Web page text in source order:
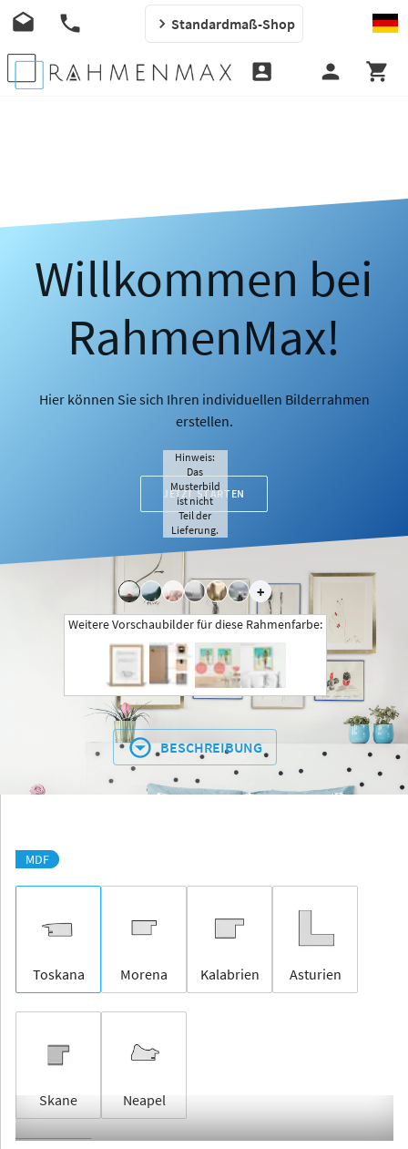
Standardmaß-Shop
Willkommen bei
RahmenMax!
Hier können Sie sich Ihren individuellen Bilderrahmen
erstellen.
JETZT STARTEN
+
Hinweis:
Das
Musterbild
ist nicht
Teil der
Lieferung.
Weitere Vorschaubilder für diese Rahmenfarbe:
BESCHREIBUNG
MDF
Toskana Morena Kalabrien Asturien
Skane Neapel